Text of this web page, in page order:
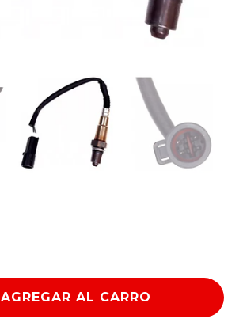
AGREGAR AL CARRO